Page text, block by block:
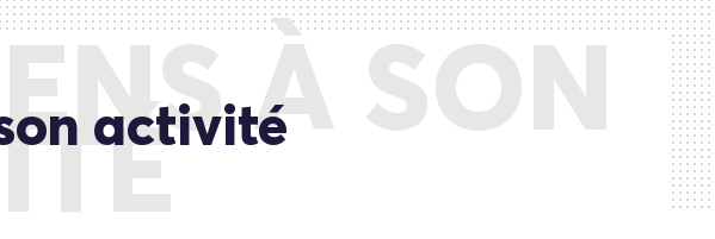
À SON
activité